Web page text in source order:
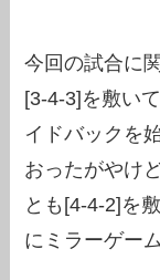
今回の試合に
[3-4-3]を敷い
イドバックを
おったがやけ
とも[4-4-2]を
にミラーゲー